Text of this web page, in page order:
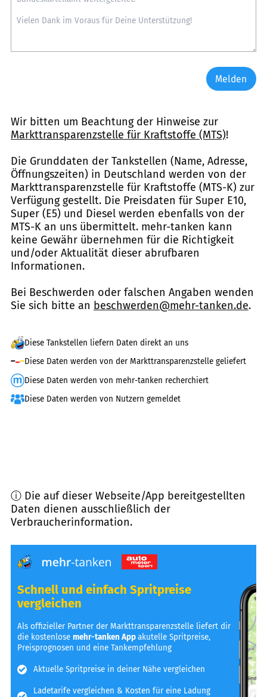
Melden
Wir bitten um Beachtung der Hinweise zur
Markttransparenzstelle für Kraftstoffe (MTS)!
Die Grunddaten der Tankstellen (Name, Adresse,
Öffnungszeiten) in Deutschland werden von der
Markttransparenzstelle für Kraftstoffe (MTS-K) zur
Verfügung gestellt. Die Preisdaten für Super E10,
Super (E5) und Diesel werden ebenfalls von der
MTS-K an uns übermittelt. mehr-tanken kann
keine Gewähr übernehmen für die Richtigkeit
und/oder Aktualität dieser abrufbaren
Informationen.
Bei Beschwerden oder falschen Angaben wenden
Sie sich bitte an beschwerden@mehr-tanken.de.
Diese Tankstellen liefern Daten direkt an uns
Diese Daten werden von der Markttransparenzstelle geliefert
Diese Daten werden von mehr-tanken recherchiert
Diese Daten werden von Nutzern gemeldet
ⓘ Die auf dieser Webseite/App bereitgestellten
Daten dienen ausschließlich der
Verbraucherinformation.
Schnell und einfach Spritpreise
vergleichen
Als offizieller Partner der Markttransparenzstelle liefert dir
die kostenlosemehr-tanken Appakutelle Spritpreise,
Preisprognosen und eine Tankempfehlung
Aktuelle Spritpreise in deiner Nähe vergleichen
Ladetarife vergleichen & Kosten für eine Ladung